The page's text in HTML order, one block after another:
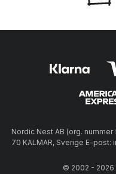
Nordic Nest AB (org.
70 KALMAR, Sverige E-
© 2002 - 2026